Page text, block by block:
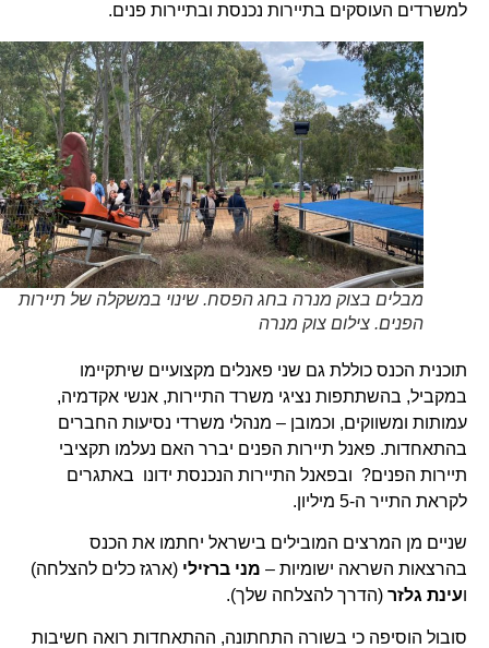
למשרדים העוסקים בתיירות נכנסת ובתיירות פנים.
מבלים בצוק מנרה בחג הפסח. שינוי במשקלה של תיירות
הפנים. צילום צוק מנרה
תוכנית הכנס כוללת גם שני פאנלים מקצועיים שיתקיימו
במקביל, בהשתתפות נציגי משרד התיירות, אנשי אקדמיה,
עמותות ומשווקים, וכמובן – מנהלי משרדי נסיעות החברים
בהתאחדות. פאנל תיירות הפנים יברר האם נעלמו תקציבי
תיירות הפנים? ובפאנל התיירות הנכנסת ידונו באתגרים
לקראת התייר ה-5 מיליון.
שניים מן המרצים המובילים בישראל יחתמו את הכנס
בהרצאות השראה ישומיות –מני ברזילי(ארגז כלים להצלחה)
עינת גלזר(הדרך להצלחה שלך).
סובול הוסיפה כי בשורה התחתונה, ההתאחדות רואה חשיבות